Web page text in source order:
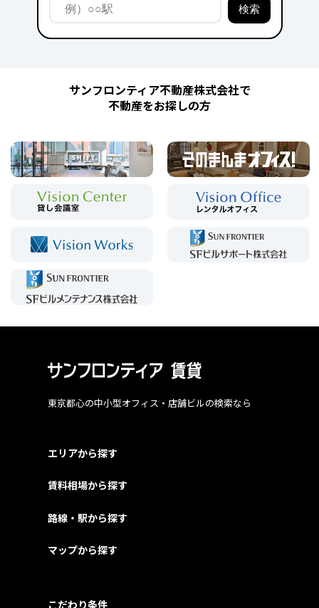
サンフロンティア不動産株式会社で
不動産をお探しの方
東京都心の中小型オフィス・店舗ビルの検索なら
エリアから探す
賃料相場から探す
路線・駅から探す
マップから探す
こだわり条件